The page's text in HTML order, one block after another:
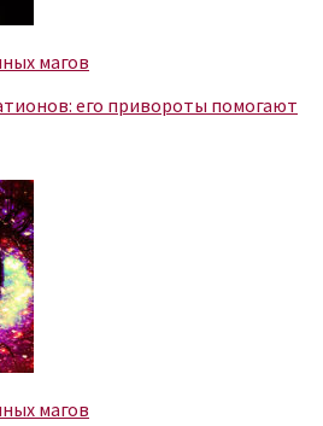
магов
его привороты помогают
магов